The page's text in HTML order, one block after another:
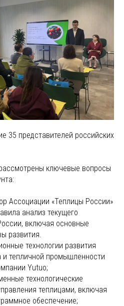
35 представителей российских
ключевые вопросы
Ассоциации «Теплицы России»
анализ текущего
включая основные
развития.
технологии развития
и тепличной промышленности
Yutuo;
технологические
теплицами, включая
обеспечение;